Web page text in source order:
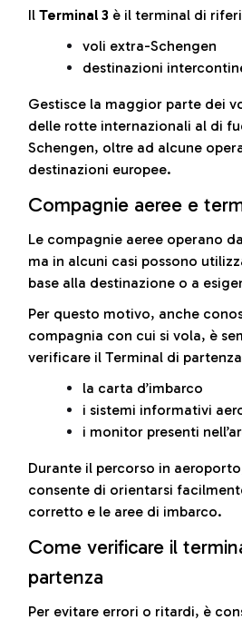
Il Terminal 3 è il terminal di
voli extra-Schengen
destinazioni
Gestisce la maggior parte dei
delle rotte internazionali al di
Schengen, oltre ad alcune
destinazioni europee.
Compagnie aeree e
Le compagnie aeree operano
ma in alcuni casi possono
base alla destinazione o a
Per questo motivo, anche
compagnia con cui si vola, è
verificare il Terminal di
la carta d’imbarco
i sistemi informativi
i monitor presenti
Durante il percorso in
consente di orientarsi
corretto e le aree di imbarco.
Come verificare il
partenza
Per evitare errori o ritardi, è